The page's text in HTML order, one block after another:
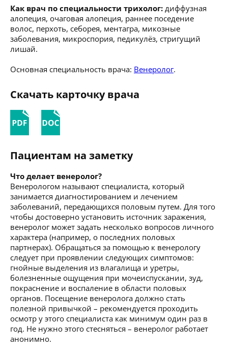
Как врач по специальности трихолог: диффузная
алопеция, очаговая алопеция, раннее поседение
волос, перхоть, себорея, ментагра, микозные
заболевания, микроспория, педикулёз, стригущий
лишай.
Основная специальность врача: Венеролог.
Скачать карточку врача
Пациентам на заметку
Что делает венеролог?
Венерологом называют специалиста, который
занимается диагностированием и лечением
заболеваний, передающихся половым путем. Для того
чтобы достоверно установить источник заражения,
венеролог может задать несколько вопросов личного
характера (например, о последних половых
партнерах). Обращаться за помощью к венерологу
следует при проявлении следующих симптомов:
гнойные выделения из влагалища и уретры,
болезненные ощущения при мочеиспускании, зуд,
покраснение и воспаление в области половых
органов. Посещение венеролога должно стать
полезной привычкой – рекомендуется проходить
осмотр у этого специалиста как минимум один раз в
год. Не нужно этого стесняться – венеролог работает
анонимно.